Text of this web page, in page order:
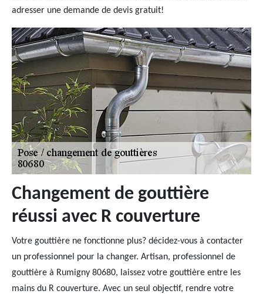
adresser une demande de devis gratuit!
Changement de gouttière
réussi avec R couverture
Votre gouttière ne fonctionne plus? décidez-vous à contacter
un professionnel pour la changer. Artisan, professionnel de
gouttière à Rumigny 80680, laissez votre gouttière entre les
mains du R couverture. Avec un seul objectif, rendre votre